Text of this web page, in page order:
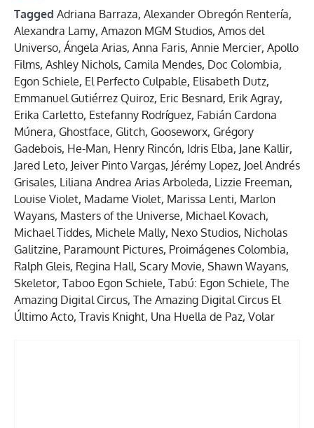
Tagged Adriana Barraza, Alexander Obregón Rentería,
Alexandra Lamy, Amazon MGM Studios, Amos del
Universo, Ángela Arias, Anna Faris, Annie Mercier, Apollo
Films, Ashley Nichols, Camila Mendes, Doc Colombia,
Egon Schiele, El Perfecto Culpable, Elisabeth Dutz,
Emmanuel Gutiérrez Quiroz, Eric Besnard, Erik Agray,
Erika Carletto, Estefanny Rodríguez, Fabián Cardona
Múnera, Ghostface, Glitch, Gooseworx, Grégory
Gadebois, He-Man, Henry Rincón, Idris Elba, Jane Kallir,
Jared Leto, Jeiver Pinto Vargas, Jérémy Lopez, Joel Andrés
Grisales, Liliana Andrea Arias Arboleda, Lizzie Freeman,
Louise Violet, Madame Violet, Marissa Lenti, Marlon
Wayans, Masters of the Universe, Michael Kovach,
Michael Tiddes, Michele Mally, Nexo Studios, Nicholas
Galitzine, Paramount Pictures, Proimágenes Colombia,
Ralph Gleis, Regina Hall, Scary Movie, Shawn Wayans,
Skeletor, Taboo Egon Schiele, Tabú: Egon Schiele, The
Amazing Digital Circus, The Amazing Digital Circus El
Último Acto, Travis Knight, Una Huella de Paz, Volar